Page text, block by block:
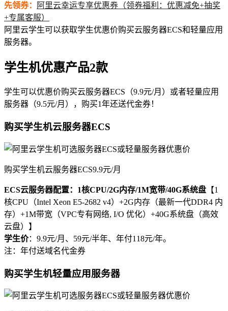
先领券：
阿里云幸运专享优惠券（领券福利：优惠减免+抽奖
+专属客服）
阿里云学生可以获取学生优惠价购买云服务器ECS和轻量应用
服务器。
学生机优惠产品2款
学生可以优惠价购买云服务器ECS（9.9元/月）或者轻量应用
服务器（9.5元/月），购买1年还送代金券！
购买学生机云服务器ECS
购买学生机云服务器ECS9.9元/月
ECS云服务器配置：1核CPU/2G内存/1M宽带/40G系统盘 【1
核CPU（Intel Xeon E5-2682 v4）+2G内存（最新一代DDR4 内
存）+1M带宽（VPC专有网络, I/O 优化）+40G系统盘（高效
云盘）】
学生价：9.9元/月、59元/半年、年付118元/年。
注：年付送域名代金券
购买学生机轻量应用服务器